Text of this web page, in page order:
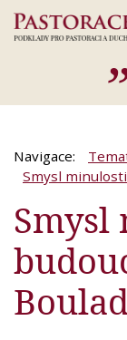
Navigace:
Smysl
Smysl